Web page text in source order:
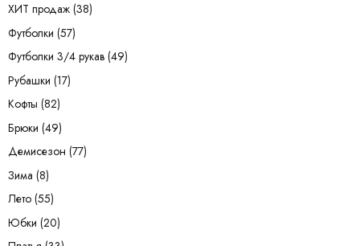
ХИТ продаж (38)
Футболки (57)
Футболки 3/4 рукав (49)
Рубашки (17)
Кофты (82)
Брюки (49)
Демисезон (77)
Зима (8)
Лето (55)
Юбки (20)